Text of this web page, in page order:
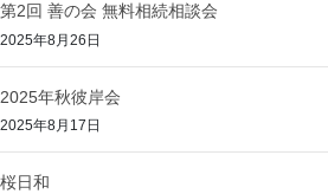
第2回 善の会 無料相続相談会
2025年8月26日
2025年秋彼岸会
2025年8月17日
桜日和